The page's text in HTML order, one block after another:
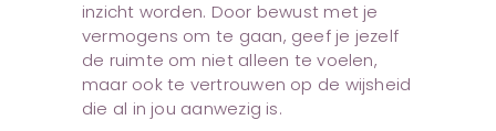
inzicht worden. Door bewust met je
vermogens om te gaan, geef je jezelf
de ruimte om niet alleen te voelen,
maar ook te vertrouwen op de wijsheid
die al in jou aanwezig is.